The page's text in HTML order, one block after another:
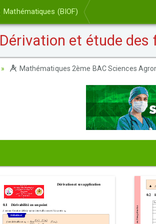
Mathématiques (BIOF)
Dérivation et étude
Mathématiques 2ème BAC Sciences